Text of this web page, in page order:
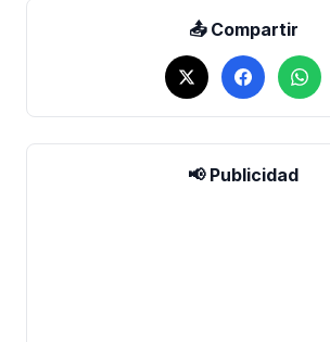
📤 Compartir
📢 Publicidad